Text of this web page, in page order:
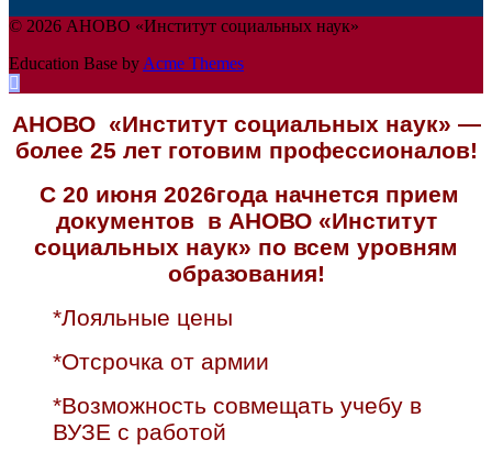
© 2026 АНОВО «Институт социальных наук»
Education Base by Acme Themes
АНОВО «Институт социальных наук» —
более 25 лет готовим профессионалов!
С 20 июня 2026года начнется прием
документов в АНОВО «Институт
социальных наук» по всем уровням
образования!
*Лояльные цены
*Отсрочка от армии
*Возможность совмещать учебу в
ВУЗЕ с работой